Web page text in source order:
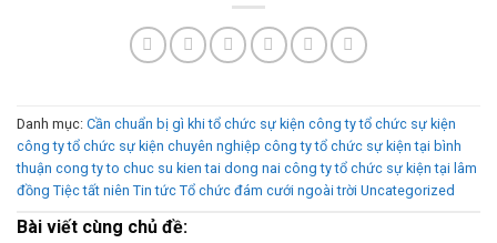
Danh mục: Cần chuẩn bị gì khi tổ chức sự kiện công ty tổ chức sự kiện
công ty tổ chức sự kiện chuyên nghiệp công ty tổ chức sự kiện tại bình
thuận cong ty to chuc su kien tai dong nai công ty tổ chức sự kiện tại lâm
đồng Tiệc tất niên Tin tức Tổ chức đám cưới ngoài trời Uncategorized
Bài viết cùng chủ đề: